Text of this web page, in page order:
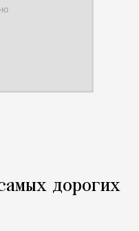
дорогих